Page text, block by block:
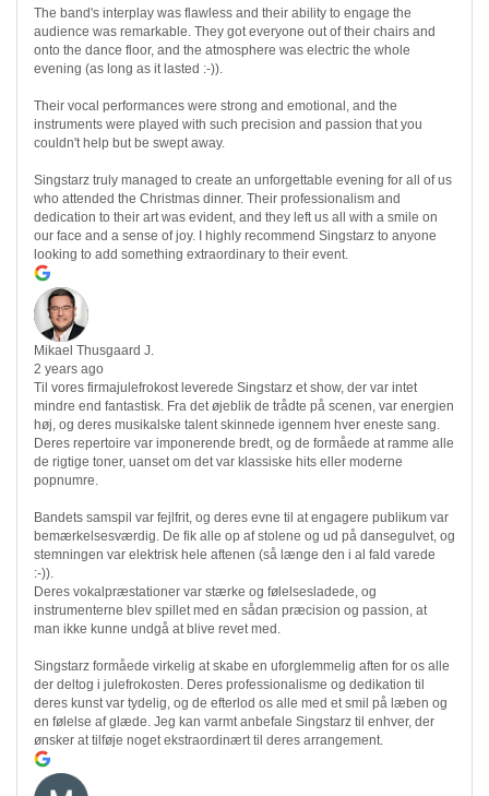
The band's interplay was flawless and their ability to engage the
audience was remarkable. They got everyone out of their chairs and
onto the dance floor, and the atmosphere was electric the whole
evening (as long as it lasted :-)).
Their vocal performances were strong and emotional, and the
instruments were played with such precision and passion that you
couldn't help but be swept away.
Singstarz truly managed to create an unforgettable evening for all of us
who attended the Christmas dinner. Their professionalism and
dedication to their art was evident, and they left us all with a smile on
our face and a sense of joy. I highly recommend Singstarz to anyone
looking to add something extraordinary to their event.
Mikael Thusgaard J.
2 years ago
Til vores firmajulefrokost leverede Singstarz et show, der var intet
mindre end fantastisk. Fra det øjeblik de trådte på scenen, var energien
høj, og deres musikalske talent skinnede igennem hver eneste sang.
Deres repertoire var imponerende bredt, og de formåede at ramme alle
de rigtige toner, uanset om det var klassiske hits eller moderne
popnumre.
Bandets samspil var fejlfrit, og deres evne til at engagere publikum var
bemærkelsesværdig. De fik alle op af stolene og ud på dansegulvet, og
stemningen var elektrisk hele aftenen (så længe den i al fald varede
:-)).
Deres vokalpræstationer var stærke og følelsesladede, og
instrumenterne blev spillet med en sådan præcision og passion, at
man ikke kunne undgå at blive revet med.
Singstarz formåede virkelig at skabe en uforglemmelig aften for os alle
der deltog i julefrokosten. Deres professionalisme og dedikation til
deres kunst var tydelig, og de efterlod os alle med et smil på læben og
en følelse af glæde. Jeg kan varmt anbefale Singstarz til enhver, der
ønsker at tilføje noget ekstraordinært til deres arrangement.